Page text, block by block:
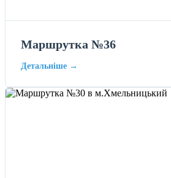
Маршрутка №36
Детальніше →